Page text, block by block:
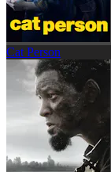
Cat Person